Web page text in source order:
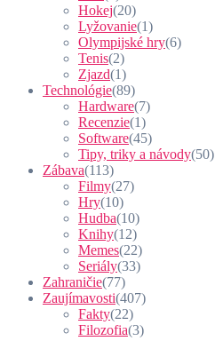
Hokej(20)
Lyžovanie(1)
Olympijské hry(6)
Tenis(2)
Zjazd(1)
Technológie(89)
Hardware(7)
Recenzie(1)
Software(45)
Tipy, triky a návody(50)
Zábava(113)
Filmy(27)
Hry(10)
Hudba(10)
Knihy(12)
Memes(22)
Seriály(33)
Zahraničie(77)
Zaujímavosti(407)
Fakty(22)
Filozofia(3)